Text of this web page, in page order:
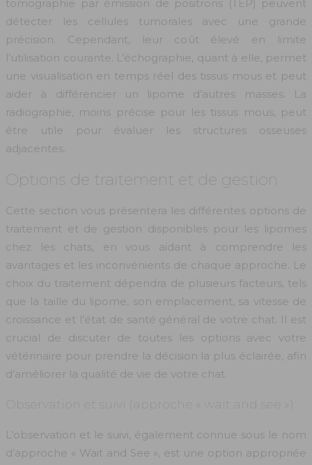
tomographie par émission de positrons (TEP) peuvent
détecter les cellules tumorales avec une grande
précision. Cependant, leur coût élevé en limite
l’utilisation courante. L’échographie, quant à elle, permet
une visualisation en temps réel des tissus mous et peut
aider à différencier un lipome d’autres masses. La
radiographie, moins précise pour les tissus mous, peut
être utile pour évaluer les structures osseuses
adjacentes.
Options de traitement et de gestion
Cette section vous présentera les différentes options de
traitement et de gestion disponibles pour les lipomes
chez les chats, en vous aidant à comprendre les
avantages et les inconvénients de chaque approche. Le
choix du traitement dépendra de plusieurs facteurs, tels
que la taille du lipome, son emplacement, sa vitesse de
croissance et l’état de santé général de votre chat. Il est
crucial de discuter de toutes les options avec votre
vétérinaire pour prendre la décision la plus éclairée, afin
d’améliorer la qualité de vie de votre chat.
Observation et suivi (approche « wait and see »)
L’observation et le suivi, également connue sous le nom
d’approche « Wait and See », est une option appropriée